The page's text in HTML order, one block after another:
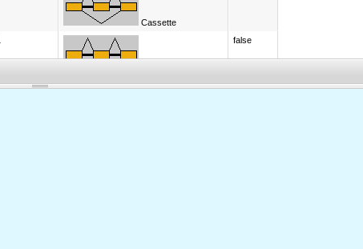
Cassette
false
false